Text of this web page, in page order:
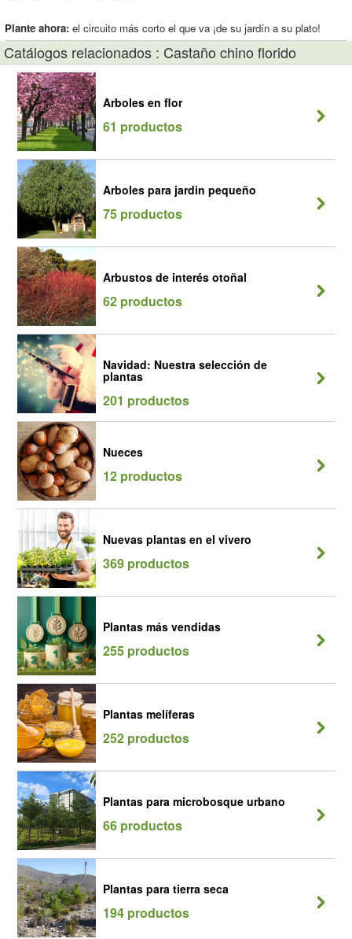
Plante ahora: el circuito más corto el que va ¡de su jardín a su plato!
Catálogos relacionados : Castaño chino florido
Arboles en flor
61 productos
Arboles para jardin pequeño
75 productos
Arbustos de interés otoñal
62 productos
Navidad: Nuestra selección de
plantas
201 productos
Nueces
12 productos
Nuevas plantas en el vivero
369 productos
Plantas más vendidas
255 productos
Plantas melíferas
252 productos
Plantas para microbosque urbano
66 productos
Plantas para tierra seca
194 productos